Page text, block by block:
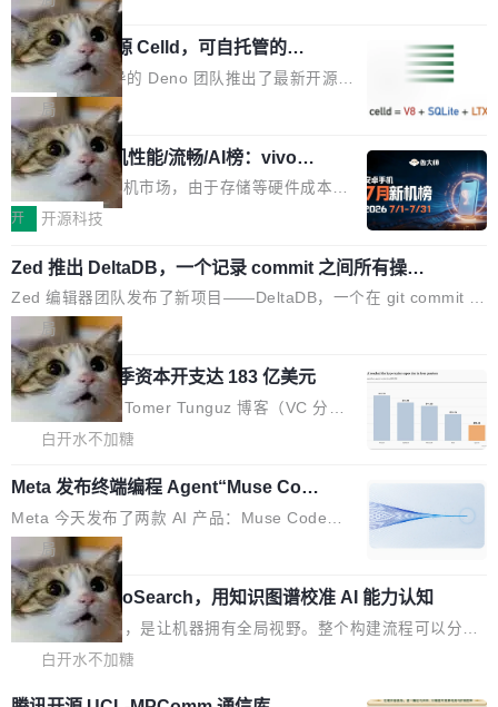
深色方案——会产生大量无意义的组合。方案缺了、配置冲突了、
全 null 了。要知道哪些组合有效，作者说，你得靠"文档、校验、
或者部落知识"。 换个写法。Rust 的 enum，两个变体：Switchabl
e...
都在做，没什么新鲜的。 但 Kenton Varda 在 Twitter 上把事情说
清楚了： 今天我们发布了 Cloudflare OS，一个带连接器的聊天机
器人，跟其他所有科技公司做的一样。只不过，实际上它不一样。
这是 Sandstorm.io 的重制版，我十年前的那个创业公司。不同的
是，这次它构建在 Cloudflare Workers 上——我花了九年时间搭
建的平台——并且深度集成了 AI。这基本上是我十年秘密计划的顶
峰。 十年前，Ken...
Deno 团队开源 Celld，可自托管的分
布式 Durable Objects
Ryan Dahl 领导的 Deno 团队推出了最新开源项
目 Celld，一个能在自己机器上运行 Cloudflare
Workers 和 Durable Objects 的守护进程。 设
计思路很直接：每个对象是一个独立的 SQLite
数据库，按名称寻址，复制到你自己的 S3 兼容
存储库里。节点之间只通过这个存储库协调——
个小型数据库，应用天然按分片构建，单个数据
库的竞争和爆炸半径问题在设计层面就被消除
了。 闲置的 cell 会休眠到几乎不占资源。当 cel
l 迁移或唤醒时，新宿主从 S3 恢复 SQLite 数据
库继续执行。存储库是持久化的唯一真相...
局
鲁大师7月新机性能/流畅/AI榜：vivo夺
性能、流畅双第一，三星Galaxy Z系列
新折叠缺席
2026年7月的手机市场，由于存储等硬件成本暴
增，手机厂商的日子也不好过啊，新机速度明显
高价的三星折叠（三星Galaxy Z Fold8 Ultra / Z
Fold8 / Z Flip8）外，其余要么是中低端机器，
例如iQOO Z11i、REDMI Note 17、REDMI No
te 17 Pro、OPPO K15，要么是vivo X300 E这
样的次旗舰。 Galaxy Z Fold8 Ultra / Z Fold8 /
Z Flip8三款折叠屏新机均在7月22日发布，且全
部搭载骁龙8 Elite Gen5 for Galaxy，它们本该
开 开源科技
Zed 推出 DeltaDB，一个记录 commit 之间所有操作
的版本控制系统
Zed 编辑器团队发布了新项目——DeltaDB，一个在 git commit 之
间记录每一次编辑操作的版本控制系统。目前处于 Early Access
阶段。 DeltaDB 的核心思路直接写在 landing page 最显眼的位
置：「Software is made between commits」——软件是在 com
mit 之间写出来的。git 只记录了你提交的最终状态，但真正的工作
过程——打字、删改、试错、agent 对话——都在 commit 之间的
何一次编辑：DeltaDB 捕获 commit 之间的每一次操作，...
局
SpaceXAI 单季资本开支达 183 亿美元
根据风险投资人Tomer Tunguz 博客（VC 分
析）披露的最新分析与第二季度业绩报告，Spac
元。其中，绝大部分资金被直接用于 AI 领域，
金额高达158.3亿美元，这一单项投入已经逼近
微软同期总资本开支的四成。 与亚马逊、Alpha
bet、微软以及 Meta 等传统科技巨头相比，Spa
ceXAI的资金消耗速度尤为引人瞩目。然而，支
撑庞大支出的资金来源却呈现出截然不同的面
貌。数据显示，微软和 Meta 主要依托充沛的经
别达到155% 和106%;而SpaceXAI的经营现金
白开水不加糖
Meta 发布终端编程 Agent“Muse Cod
e” 和 Muse Spark 1.2 模型
Meta 今天发布了两款 AI 产品：Muse Code，
一个在终端里运行的编程 agent；Muse Spark
1.2，驱动这个 agent 的新模型。一句话概括：
你可以用 curl -fsSL https://dev.meta.ai/install.
sh | bash 安装一个能在大项目里自动规划、写
代码、验证结果的 AI 终端工具。 据介绍，Muse
局
美团开源 LoHoSearch，用知识图谱校准 AI 能力认知
机器出题的前提，是让机器拥有全局视野。整个构建流程可以分为
四个环节：建图 → 控制难度 → 质量把关 → 数据概览。
白开水不加糖